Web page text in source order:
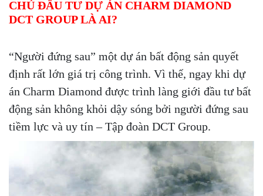
CHỦ ĐẦU TƯ DỰ ÁN CHARM DIAMOND
DCT GROUP LÀ AI?
“Người đứng sau” một dự án bất động sản quyết
định rất lớn giá trị công trình. Vì thế, ngay khi dự
án Charm Diamond được trình làng giới đầu tư bất
động sản không khỏi dậy sóng bởi người đứng sau
tiềm lực và uy tín – Tập đoàn DCT Group.